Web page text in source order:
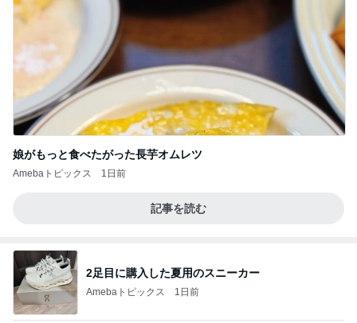
娘がもっと食べたがった長芋オムレツ
Amebaトピックス 1日前
記事を読む
2足目に購入した夏用のスニーカー
Amebaトピックス 1日前